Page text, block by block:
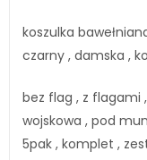
koszulka
czarny , damska ,
bez flag , z flagami
wojskowa , pod
5pak , komplet ,